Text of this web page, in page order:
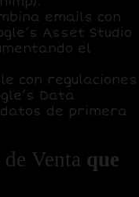
emails con
Asset Studio
el
con regulaciones
Data
de primera
Venta que